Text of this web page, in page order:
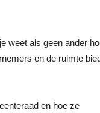
weet als geen ander
en de ruimte
en hoe ze